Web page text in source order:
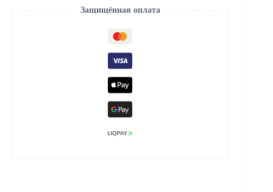
Защищённая оплата